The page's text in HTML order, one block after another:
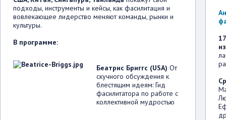
подходы, инструменты и кейсы, как фасилитация и
вовлекающее лидерство меняют команды, рынки и
культуры.
В программе:
Беатрис Бриггс (USA) От
скучного обсуждения к
блестящим идеям: Гид
фасилитатора по работе с
коллективной мудростью